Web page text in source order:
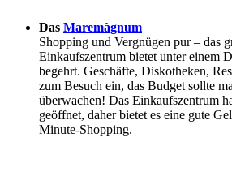
Das Maremàgnum
Shopping und Vergnügen pur – das
Einkaufszentrum bietet unter einem
begehrt. Geschäfte, Diskotheken,
zum Besuch ein, das Budget sollte
überwachen! Das Einkaufszentrum
geöffnet, daher bietet es eine gute
Minute-Shopping.